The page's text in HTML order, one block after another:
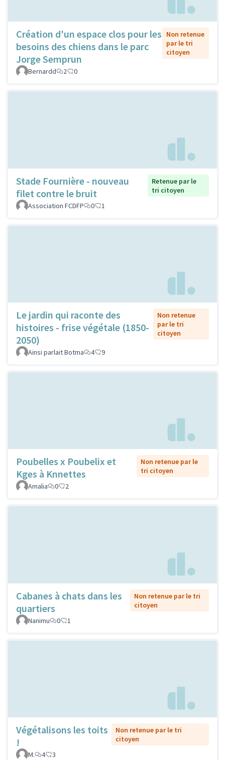
Création d'un espace clos pour les
besoins des chiens dans le parc
Jorge Semprun
Non retenue
par le tri
citoyen
Bernardd 2 0
Stade Fournière - nouveau
filet contre le bruit
Retenue par le
tri citoyen
Association FCDFP
0 1
Le jardin qui raconte des
histoires - frise végétale (1850-
2050)
Non retenue
par le tri
citoyen
Ainsi parlait Botma 4 9
Poubelles x Poubelix et
Kges à Knnettes
Non retenue par le
tri citoyen
Amalia
0 2
Cabanes à chats dans les
quartiers
Non retenue par le tri
citoyen
Nanimu
0 1
Végétalisons les toits
!
Non retenue par le tri
citoyen
M.
4 3